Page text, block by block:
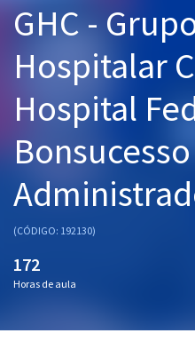
Cursos 20% OFF
Graduação
OAB
Mentorias
Questões grátis
Conteúdo gratuito
Aprovados
GHC -
Hospitalar
Hospital
(CÓDIGO: 192130)
172
Horas de aula